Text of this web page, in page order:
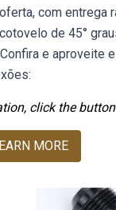
com entrega
de 45°
e aproveite
click the
MORE